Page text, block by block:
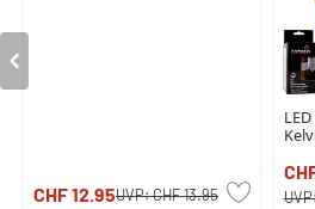
CHF 12.95UVP:CHF 13.95